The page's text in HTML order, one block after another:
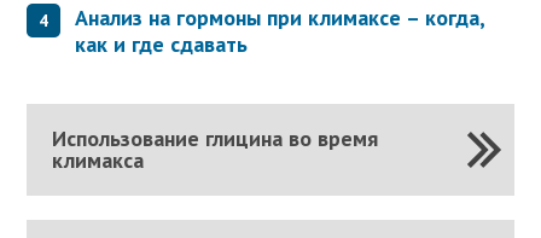
Анализ на гормоны при климаксе – когда,
как и где сдавать
Использование глицина во время
климакса